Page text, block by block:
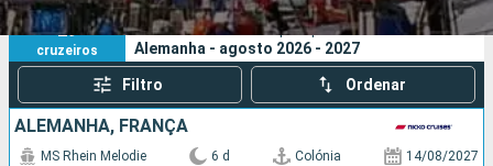
Portos Companhias
Pesquisar
29
cruzeiros
Os seus critérios de pesquisa:
Alemanha - agosto 2026 - 2027
Filtro Ordenar
ALEMANHA, FRANÇA
MS Rhein Melodie 6 d Colónia 14/08/2027